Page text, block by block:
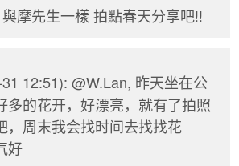
摩先生一樣 拍點春天分享吧!!
12:51): @W.Lan, 昨天坐在公
多的花开，好漂亮，就有了拍照
，周末我会找时间去找找花
好